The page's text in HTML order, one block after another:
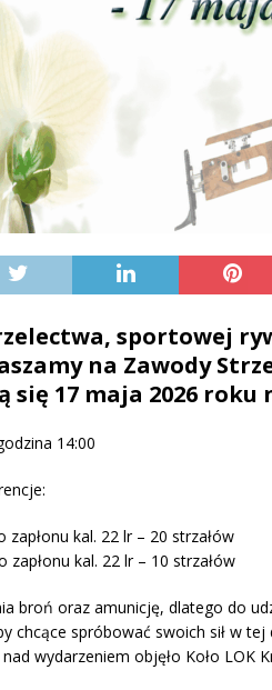
sportowej
na Zawody
się 17 maja 2026
14:00
zapłonu kal. 22 lr – 20 strzałów
zapłonu kal. 22 lr – 10 strzałów
broń oraz amunicję, dlatego do
chcące spróbować swoich sił w tej
wydarzeniem objęło Koło LOK